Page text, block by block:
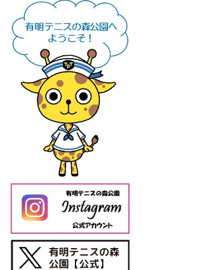
今日の有明テニスの森公園
【公式X】